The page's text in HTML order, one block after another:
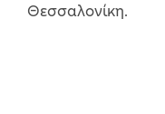
Θεσσαλονίκη.